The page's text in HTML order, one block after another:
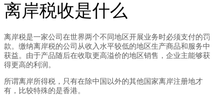
离岸税收是什么
离岸税是一家公司在世界两个不同地区开展业务时必须支付的罚
款。缴纳离岸税的公司从收入水平较低的地区生产商品和服务中
获益。由于产品随后在收取更高溢价的地区销售，企业主能够获
得更高的利润。
所谓离岸所得税，只有在除中国以外的其他国家离岸注册地才
有，比较特殊的是香港。